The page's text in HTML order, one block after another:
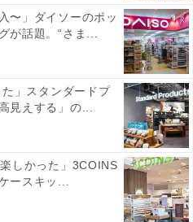
ています。
ンやシャネル、バッグの鑑
を大公開
〜」ダイソーのポッ
が話題。“さま...
た」スタンダードプ
見えする」の...
しかった」3COINS
ースキッ...